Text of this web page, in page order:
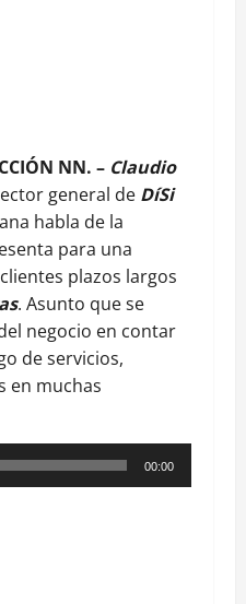
NN. – Claudio
general de DíSi
habla de la
para una
plazos largos
. Asunto que se
negocio en contar
de servicios,
en muchas
00:00